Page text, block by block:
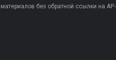
без обратной ссылки на